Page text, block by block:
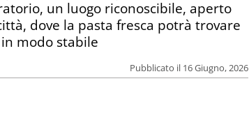
Pubblicato il 16 Giugno, 2026
un luogo riconoscibile, aperto
dove la pasta fresca potrà trovare
in modo stabile